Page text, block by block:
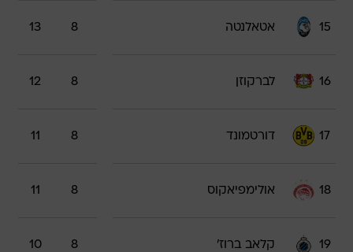
15 אטאלנטה 8
13
16 לברקוזן 8
12
17 דורטמונד 8
11
18 אולימפיאקוס 8
11
19 קלאב ברוז' 8
10